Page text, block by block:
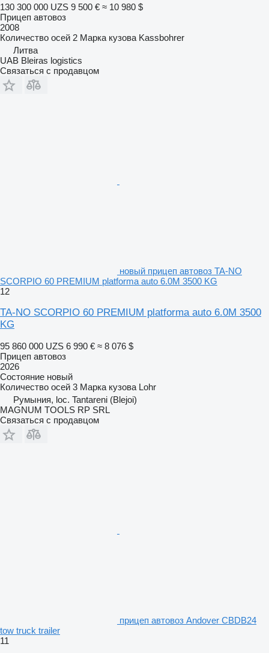
130 300 000 UZS 9 500 € ≈ 10 980 $
Прицеп автовоз
2008
Количество осей 2 Марка кузова Kassbohrer
Литва
UAB Bleiras logistics
Связаться с продавцом
новый прицеп автовоз TA-NO
SCORPIO 60 PREMIUM platforma auto 6.0M 3500 KG
12
TA-NO SCORPIO 60 PREMIUM platforma auto 6.0M 3500
KG
95 860 000 UZS 6 990 € ≈ 8 076 $
Прицеп автовоз
2026
Состояние новый
Количество осей 3 Марка кузова Lohr
Румыния, loc. Tantareni (Blejoi)
MAGNUM TOOLS RP SRL
Связаться с продавцом
прицеп автовоз Andover CBDB24
tow truck trailer
11